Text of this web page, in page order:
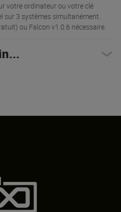
votre ordinateur ou votre clé
sur 3 systèmes simultanément.
ou Falcon v1.0.6 nécessaire.